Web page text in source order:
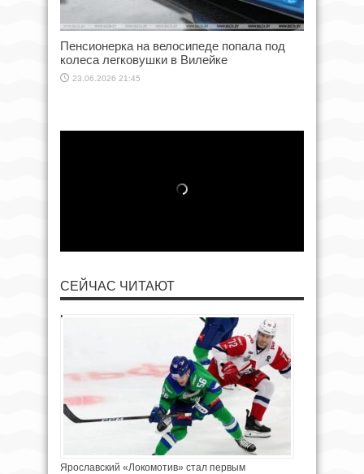
Пенсионерка на велосипеде попала под
колеса легковушки в Вилейке
23.06.2026 21:45
СЕЙЧАС ЧИТАЮТ
Ярославский «Локомотив» стал первым